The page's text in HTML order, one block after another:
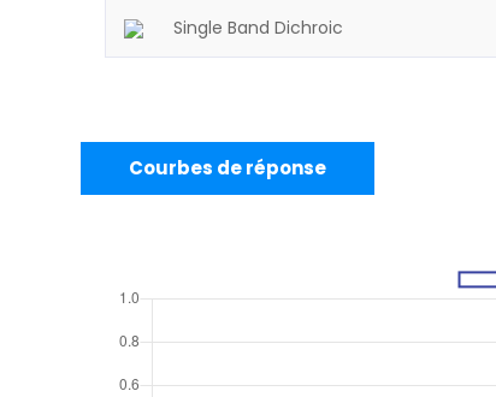
Single Band Dichroic
Courbes de réponse